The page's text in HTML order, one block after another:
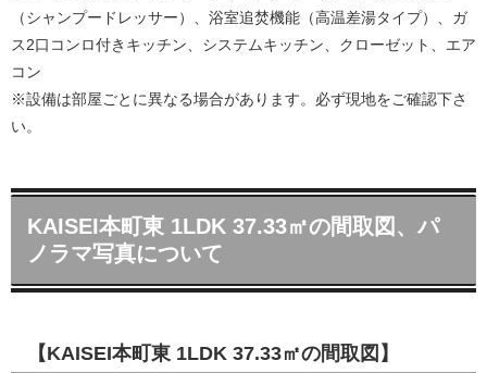
（シャンプードレッサー）、浴室追焚機能（高温差湯タイプ）、ガ
ス2口コンロ付きキッチン、システムキッチン、クローゼット、エア
コン
※設備は部屋ごとに異なる場合があります。必ず現地をご確認下さ
い。
KAISEI本町東 1LDK 37.33㎡の間取図、パ
ノラマ写真について
【KAISEI本町東 1LDK 37.33㎡の間取図】